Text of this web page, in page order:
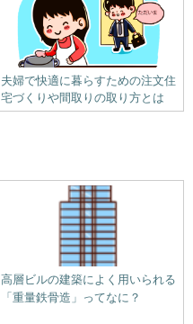
夫婦で快適に暮らすための注文住
宅づくりや間取りの取り方とは
高層ビルの建築によく用いられる
「重量鉄骨造」ってなに？